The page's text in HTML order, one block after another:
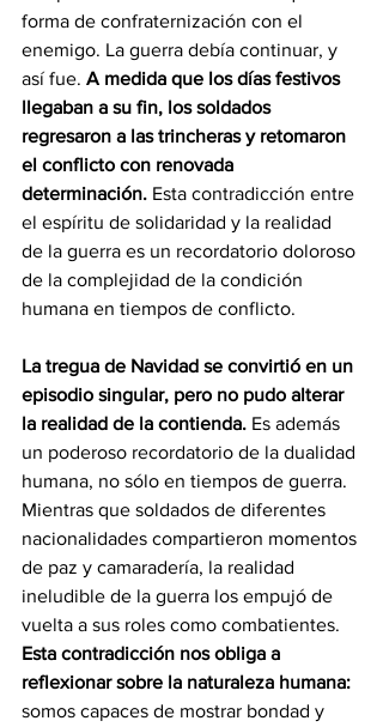
forma de confraternización con el
enemigo. La guerra debía continuar, y
así fue. A medida que los días festivos
llegaban a su fin, los soldados
regresaron a las trincheras y retomaron
el conflicto con renovada
determinación. Esta contradicción entre
el espíritu de solidaridad y la realidad
de la guerra es un recordatorio doloroso
de la complejidad de la condición
humana en tiempos de conflicto.
La tregua de Navidad se convirtió en un
episodio singular, pero no pudo alterar
la realidad de la contienda. Es además
un poderoso recordatorio de la dualidad
humana, no sólo en tiempos de guerra.
Mientras que soldados de diferentes
nacionalidades compartieron momentos
de paz y camaradería, la realidad
ineludible de la guerra los empujó de
vuelta a sus roles como combatientes.
Esta contradicción nos obliga a
reflexionar sobre la naturaleza humana:
somos capaces de mostrar bondad y